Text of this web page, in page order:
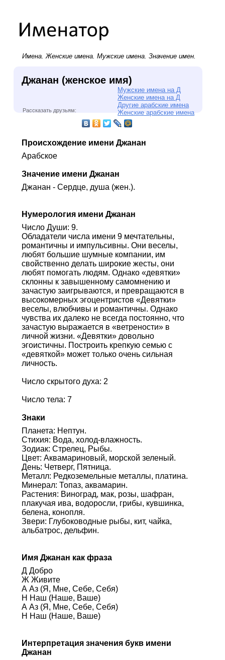
Имена.Женские имена. Мужские имена. Значение имен.
Джанан (женское имя)
Мужские имена на Д
Женские имена на Д
Другие арабские имена
Женские арабские имена
Рассказать друзьям:
Происхождение имени Джанан
Арабское
Значение имени Джанан
Джанан - Сердце, душа (жен.).
Нумерология имени Джанан
Число Души: 9.
Обладатели числа имени 9 мечтательны,
романтичны и импульсивны. Они веселы,
любят большие шумные компании, им
свойственно делать широкие жесты, они
любят помогать людям. Однако «девятки»
склонны к завышенному самомнению и
зачастую заигрываются, и превращаются в
высокомерных эгоцентристов «Девятки»
веселы, влюбчивы и романтичны. Однако
чувства их далеко не всегда постоянно, что
зачастую выражается в «ветрености» в
личной жизни. «Девятки» довольно
эгоистичны. Построить крепкую семью с
«девяткой» может только очень сильная
личность.
Число скрытого духа: 2
Число тела: 7
Знаки
Планета: Нептун.
Стихия: Вода, холод-влажность.
Зодиак: Стрелец, Рыбы.
Цвет: Аквамариновый, морской зеленый.
День: Четверг, Пятница.
Металл: Редкоземельные металлы, платина.
Минерал: Топаз, аквамарин.
Растения: Виноград, мак, розы, шафран,
плакучая ива, водоросли, грибы, кувшинка,
белена, конопля.
Звери: Глубоководные рыбы, кит, чайка,
альбатрос, дельфин.
Имя Джанан как фраза
Д Добро
Ж Живите
А Аз (Я, Мне, Себе, Себя)
Н Наш (Наше, Ваше)
А Аз (Я, Мне, Себе, Себя)
Н Наш (Наше, Ваше)
Интерпретация значения букв имени
Джанан